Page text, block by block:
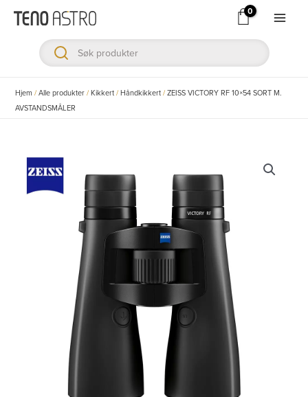
Hopp
innholdet
Hjem /Alle produkter /Kikkert /Håndkikkert /ZEISS VICTORY RF 10×54 SORT M.
AVSTANDSMÅLER